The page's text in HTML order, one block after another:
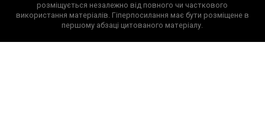
розміщується незалежно від повного чи часткового
використання матеріалів. Гіперпосилання має бути розміщене в
першому абзаці цитованого матеріалу.